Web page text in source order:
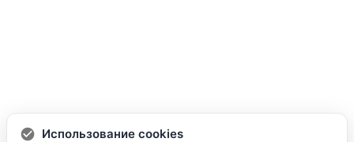
Использование cookies